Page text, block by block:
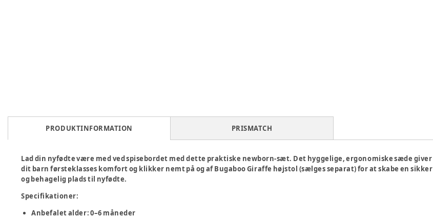
PRODUKTINFORMATION PRISMATCH
Lad din nyfødte være med ved spisebordet med dette praktiske newborn-sæt. Det hyggelige, ergonomiske sæde giver
dit barn førsteklasses komfort og klikker nemt på og af Bugaboo Giraffe højstol (sælges separat) for at skabe en sikker
og behagelig plads til nyfødte.
Specifikationer:
Anbefalet alder: 0–6 måneder